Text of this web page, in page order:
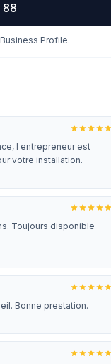
88
Profile.
l entrepreneur est
votre installation.
Toujours disponible
Bonne prestation.